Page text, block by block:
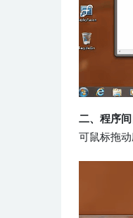
二、程序
可鼠标拖